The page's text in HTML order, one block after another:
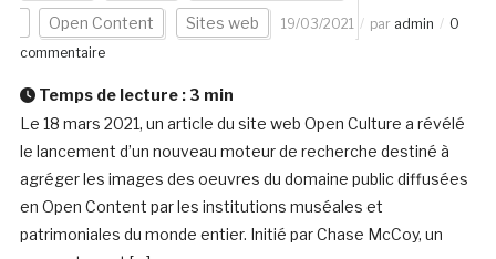
Open Content Sites web 19/03/2021 par admin
0
commentaire
Temps de lecture : 3 min
Le 18 mars 2021, un article du site web Open Culture a révélé
le lancement d’un nouveau moteur de recherche destiné à
agréger les images des oeuvres du domaine public diffusées
en Open Content par les institutions muséales et
patrimoniales du monde entier. Initié par Chase McCoy, un